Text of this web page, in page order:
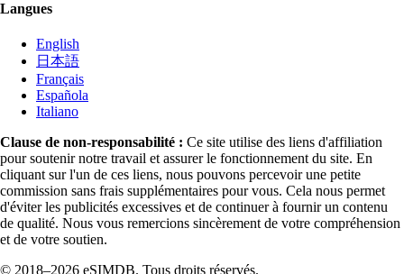
Langues
English
日本語
Français
Española
Italiano
Clause de non-responsabilité : Ce site utilise des liens d'affiliation
pour soutenir notre travail et assurer le fonctionnement du site. En
cliquant sur l'un de ces liens, nous pouvons percevoir une petite
commission sans frais supplémentaires pour vous. Cela nous permet
d'éviter les publicités excessives et de continuer à fournir un contenu
de qualité. Nous vous remercions sincèrement de votre compréhension
et de votre soutien.
© 2018–2026 eSIMDB. Tous droits réservés.